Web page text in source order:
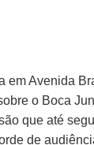
em Avenida
o Boca
que até
de